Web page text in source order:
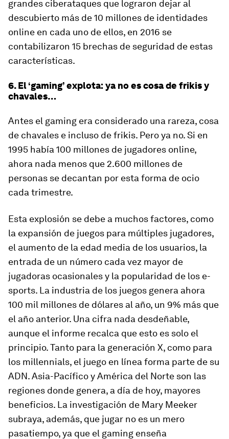
grandes ciberataques que lograron dejar al
descubierto más de 10 millones de identidades
online en cada uno de ellos, en 2016 se
contabilizaron 15 brechas de seguridad de estas
características.
6. El ‘gaming’ explota: ya no es cosa de frikis y
chavales…
Antes el gaming era considerado una rareza, cosa
de chavales e incluso de frikis. Pero ya no. Si en
1995 había 100 millones de jugadores online,
ahora nada menos que 2.600 millones de
personas se decantan por esta forma de ocio
cada trimestre.
Esta explosión se debe a muchos factores, como
la expansión de juegos para múltiples jugadores,
el aumento de la edad media de los usuarios, la
entrada de un número cada vez mayor de
jugadoras ocasionales y la popularidad de los e-
sports. La industria de los juegos genera ahora
100 mil millones de dólares al año, un 9% más que
el año anterior. Una cifra nada desdeñable,
aunque el informe recalca que esto es solo el
principio. Tanto para la generación X, como para
los millennials, el juego en línea forma parte de su
ADN. Asia-Pacífico y América del Norte son las
regiones donde genera, a día de hoy, mayores
beneficios. La investigación de Mary Meeker
subraya, además, que jugar no es un mero
pasatiempo, ya que el gaming enseña